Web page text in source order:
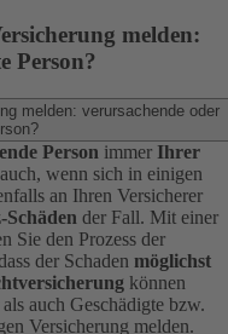
melden:
Person?
melden: verursachende oder
Person immer Ihrer
wenn sich in einigen
an Ihren Versicherer
Schäden der Fall. Mit einer
Sie den Prozess der
der Schaden möglichst
können
auch Geschädigte bzw.
Versicherung melden.